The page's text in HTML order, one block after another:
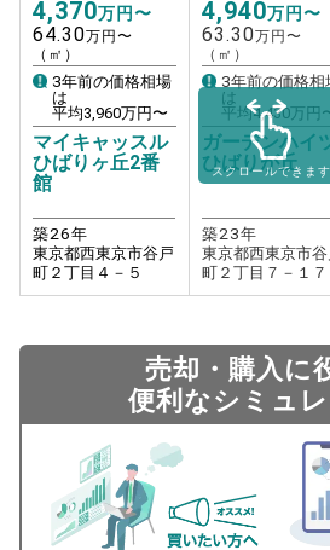
4,370万円〜
64.30万円〜
（㎡）
3年前の価格相場
は
平均3,960万円〜
マイキャッスル
ひばりヶ丘2番
館
築26年
東京都西東京市谷戸
町２丁目４－５
4,940万円〜
63.30万円〜
（㎡）
3年前の価格相
は
平均4,430万円
ガーデンハイ
ひばりが丘
築23年
東京都西東京市谷
町２丁目７－１７
スクロールできます
売却・購入に
便利なシミュ